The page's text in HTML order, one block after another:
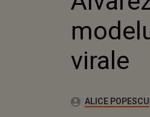
virale
Autor:ALICE POPESCU